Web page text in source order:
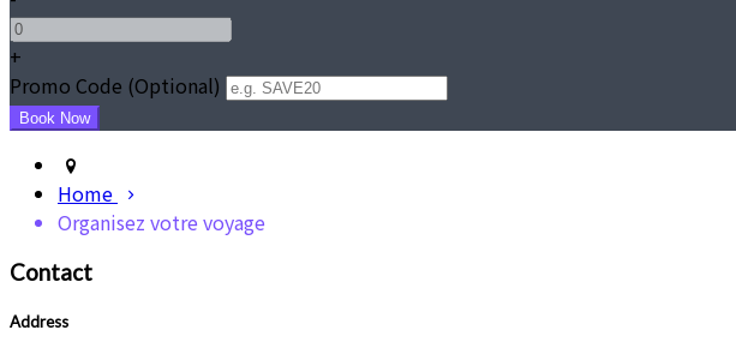
+
Promo Code (Optional)
Home
Organisez votre voyage
Contact
Address